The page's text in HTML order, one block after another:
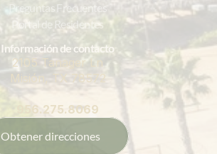
Preguntas Frecuentes
Portal de Residentes
Información de contacto
2105 Tanager Ln
Misión, TX 78572
956.275.8069
Obtener direcciones